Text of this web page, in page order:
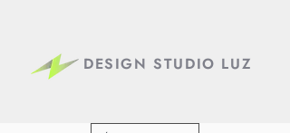
DESIGN STUDIO LUZ